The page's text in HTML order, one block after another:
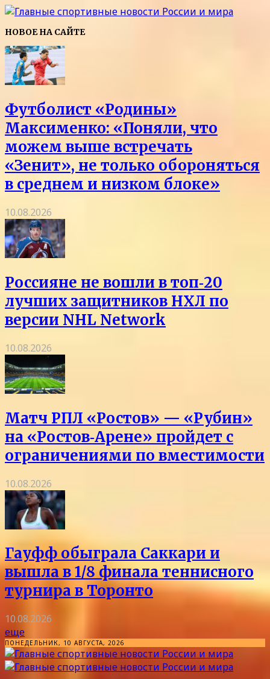
НОВОЕ НА САЙТЕ
Футболист «Родины»
Максименко: «Поняли, что
можем выше встречать
«Зенит», не только обороняться
в среднем и низком блоке»
10.08.2026
Россияне не вошли в топ‑20
лучших защитников НХЛ по
версии NHL Network
10.08.2026
Матч РПЛ «Ростов» — «Рубин»
на «Ростов‑Арене» пройдет с
ограничениями по вместимости
10.08.2026
Гауфф обыграла Саккари и
вышла в 1/8 финала теннисного
турнира в Торонто
10.08.2026
еще
ПОНЕДЕЛЬНИК, 10 АВГУСТА, 2026